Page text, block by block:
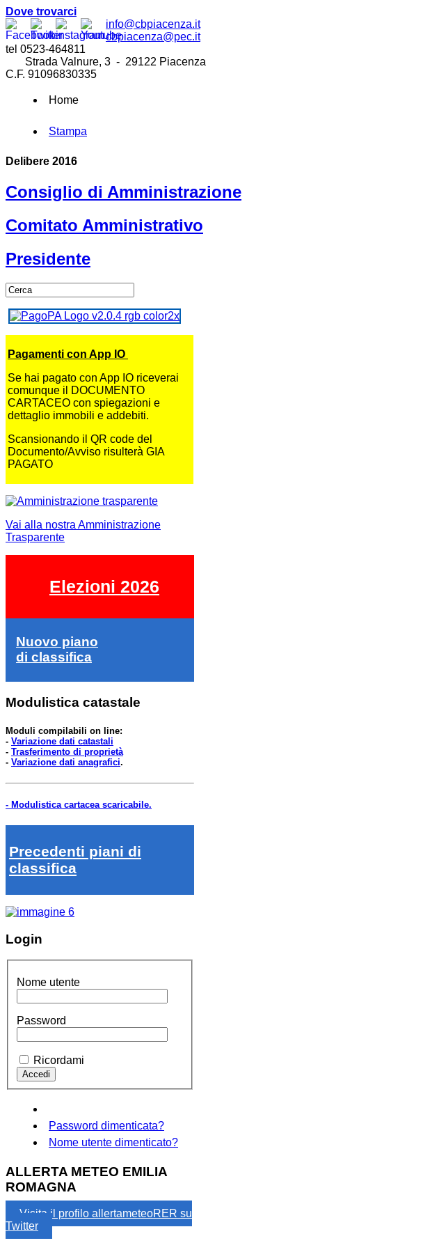
Dove trovarci
info@cbpiacenza.it
cbpiacenza@pec.it
tel 0523-464811
Strada Valnure, 3 - 29122 Piacenza
C.F. 91096830335
Home
Stampa
Delibere 2016
Consiglio di Amministrazione
Comitato Amministrativo
Presidente
Pagamenti con App IO
Se hai pagato con App IO riceverai
comunque il DOCUMENTO
CARTACEO con spiegazioni e
dettaglio immobili e addebiti.
Scansionando il QR code del
Documento/Avviso risulterà GIA
PAGATO
Vai alla nostra Amministrazione
Trasparente
Elezioni 2026
Nuovo piano
di classifica
Modulistica catastale
Moduli compilabili on line:
- Variazione dati catastali
- Trasferimento di proprietà
- Variazione dati anagrafici.
- Modulistica cartacea scaricabile.
Precedenti piani di
classifica
Login
Nome utente
Password
Ricordami
Password dimenticata?
Nome utente dimenticato?
ALLERTA METEO EMILIA
ROMAGNA
Visita il profilo allertameteoRER su
Twitter